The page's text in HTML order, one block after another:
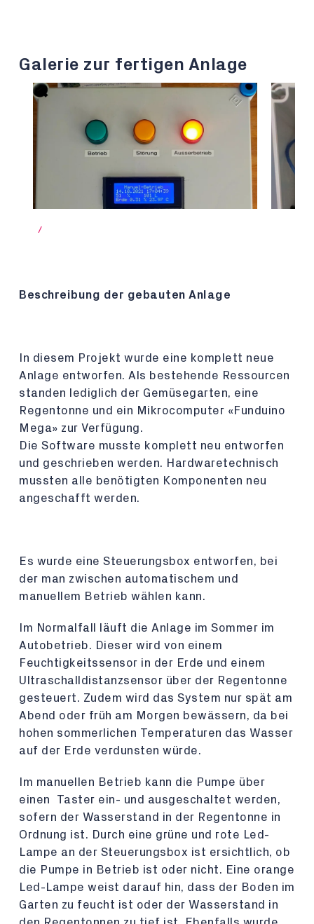
Galerie zur fertigen Anlage
/
Beschreibung der gebauten Anlage
In diesem Projekt wurde eine komplett neue
Anlage entworfen. Als bestehende Ressourcen
standen lediglich der Gemüsegarten, eine
Regentonne und ein Mikrocomputer «Funduino
Mega» zur Verfügung.
Die Software musste komplett neu entworfen
und geschrieben werden. Hardwaretechnisch
mussten alle benötigten Komponenten neu
angeschafft werden.
Es wurde eine Steuerungsbox entworfen, bei
der man zwischen automatischem und
manuellem Betrieb wählen kann.
Im Normalfall läuft die Anlage im Sommer im
Autobetrieb. Dieser wird von einem
Feuchtigkeitssensor in der Erde und einem
Ultraschalldistanzsensor über der Regentonne
gesteuert. Zudem wird das System nur spät am
Abend oder früh am Morgen bewässern, da bei
hohen sommerlichen Temperaturen das Wasser
auf der Erde verdunsten würde.
Im manuellen Betrieb kann die Pumpe über
einen Taster ein- und ausgeschaltet werden,
sofern der Wasserstand in der Regentonne in
Ordnung ist. Durch eine grüne und rote Led-
Lampe an der Steuerungsbox ist ersichtlich, ob
die Pumpe in Betrieb ist oder nicht. Eine orange
Led-Lampe weist darauf hin, dass der Boden im
Garten zu feucht ist oder der Wasserstand in